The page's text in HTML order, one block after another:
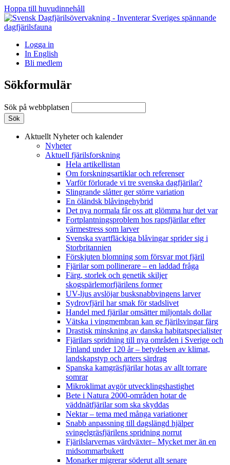
Hoppa till huvudinnehåll
Logga in
In English
Bli medlem
Sökformulär
Sök på webbplatsen
Aktuellt Nyheter och kalender
Nyheter
Aktuell fjärilsforskning
Hela artikellistan
Om forskningsartiklar och referenser
Varför förlorade vi tre svenska dagfjärilar?
Slingrande slåtter ger större variation
En öländsk blåvingehybrid
Det nya normala får oss att glömma hur det var
Fortplantningsproblem hos rapsfjärilar efter
värmestress som larver
Svenska svartfläckiga blåvingar sprider sig i
Storbritannien
Förskjuten blomning som försvar mot fjäril
Fjärilar som pollinerare – en laddad fråga
Färg, storlek och genetik skiljer
skogspärlemorfjärilens former
UV-ljus avslöjar busksnabbvingens larver
Sydrovfjäril har smak för stadslivet
Handel med fjärilar omsätter miljontals dollar
Vätska i vingmembran kan ge fjärilsvingar färg
Drastisk minskning av danska habitatspecialister
Fjärilars spridning till nya områden i Sverige och
Finland under 120 år– betydelsen av klimat,
landskapstyp och arters särdrag
Spanska kamgräsfjärilar hotas av allt torrare
somrar
Mikroklimat avgör utvecklingshastighet
Bete i Natura 2000-områden hotar de
väddnätfjärilar som ska skyddas
Nektar – tema med många variationer
Snabb anpassning till dagslängd hjälper
svingelgräsfjärilens spridning norrut
Fjärilslarvernas värdväxter– Mycket mer än en
midsommarbukett
Monarker migrerar söderut allt senare